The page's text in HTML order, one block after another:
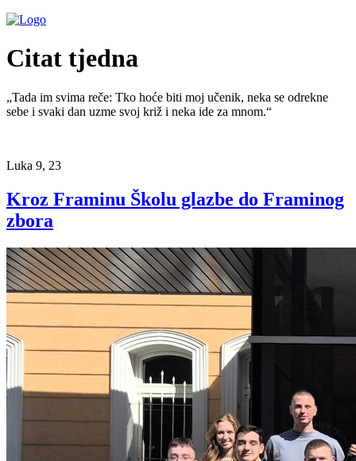
Citat tjedna
„Tada im svima reče: Tko hoće biti moj učenik, neka se odrekne
sebe i svaki dan uzme svoj križ i neka ide za mnom.“
Luka 9, 23
Kroz Framinu Školu glazbe do Framinog
zbora